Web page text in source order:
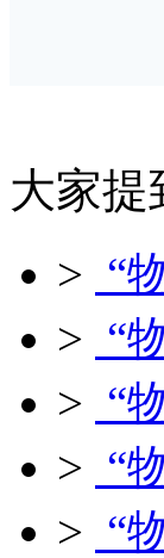
大家提
> “
> “
> “
> “
> “